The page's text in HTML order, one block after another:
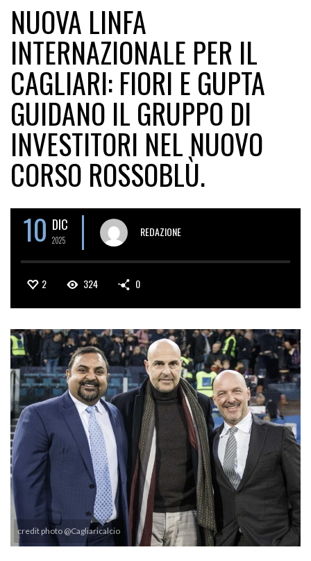
NUOVA LINFA
INTERNAZIONALE PER IL
CAGLIARI: FIORI E GUPTA
GUIDANO IL GRUPPO DI
INVESTITORI NEL NUOVO
CORSO ROSSOBLÙ.
10 DIC
2025
REDAZIONE
2 324 0
credit photo @Cagliaricalcio